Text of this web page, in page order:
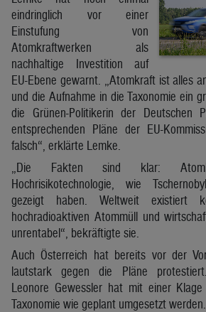
eindringlich vor einer
Einstufung von
Atomkraftwerken als
nachhaltige Investition auf
EU-Ebene gewarnt. „Atomkraft ist alles
und die Aufnahme in die Taxonomie ein
die Grünen-Politikerin der Deutschen
entsprechenden Pläne der EU-
falsch“, erklärte Lemke.
„Die Fakten sind klar:
Hochrisikotechnologie, wie
gezeigt haben. Weltweit existiert
hochradioaktiven Atommüll und
unrentabel“, bekräftigte sie.
Auch Österreich hat bereits vor der
lautstark gegen die Pläne
Leonore Gewessler hat mit einer
Taxonomie wie geplant umgesetzt werden.